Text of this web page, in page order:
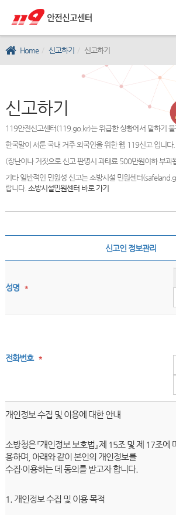
Home 신고하기 신고하기
신고하기
119안전신고센터(119.go.kr)는 위급한 상황에서 말하기
한국말이 서툰 국내 거주 외국인을 위한 웹 119신고 입니다.
(장난이나 거짓으로 신고 판명시 과태료 500만원이하 부과
기타 일반적인 민원성 신고는 소방시설 민원센터
랍니다. 소방시설민원센터 바로 가기
신고인 정보관리
성명 *
전화번호 *
개인정보 수집 및 이용에 대한 안내
소방청은 『개인정보 보호법』 제 15조 및 제 17조에
용하며, 아래와 같이 본인의 개인정보를
수집·이용하는 데 동의를 받고자 합니다.
1. 개인정보 수집 및 이용 목적